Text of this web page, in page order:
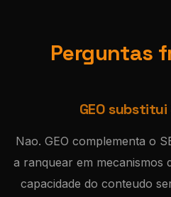
Perguntas
GEO substitui
Nao. GEO complementa o
a ranquear em mecanismos
capacidade do conteudo